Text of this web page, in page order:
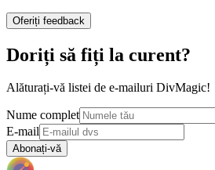
Oferiți feedback
Doriți să fiți la curent?
Alăturați-vă listei de e-mailuri DivMagic!
Nume complet
E-mail
Abonați-vă